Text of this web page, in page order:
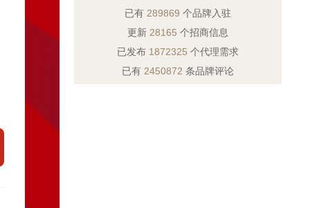
已有 289869 个品牌入驻
更新 28165 个招商信息
已发布 1872325 个代理需求
已有 2450872 条品牌评论